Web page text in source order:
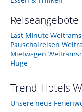
Reiseangebote
Last Minute
Pauschalreisen
Mietwagen
Flüge
Trend-Hotels
Unsere neue